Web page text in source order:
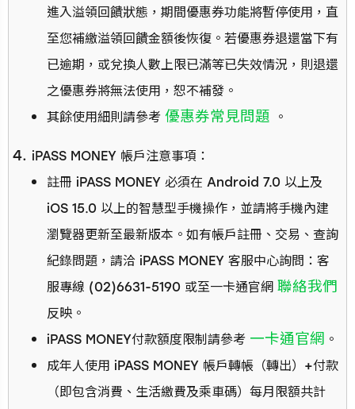
進入溢領回饋狀態，期間優惠券功能將暫停使用，直
至您補繳溢領回饋金額後恢復。若優惠券退還當下有
已逾期，或兌換人數上限已滿等已失效情況，則退還
之優惠券將無法使用，恕不補發。
其餘使用細則請參考 優惠券常見問題 。
iPASS MONEY 帳戶注意事項：
註冊 iPASS MONEY 必須在 Android 7.0 以上及
iOS 15.0 以上的智慧型手機操作，並請將手機內建
瀏覽器更新至最新版本。如有帳戶註冊、交易、查詢
紀錄問題，請洽 iPASS MONEY 客服中心詢問：客
服專線 (02)6631-5190 或至一卡通官網 聯絡我們
反映。
iPASS MONEY付款額度限制請參考 一卡通官網 。
成年人使用 iPASS MONEY 帳戶轉帳（轉出）+付款
（即包含消費、生活繳費及乘車碼）每月限額共計